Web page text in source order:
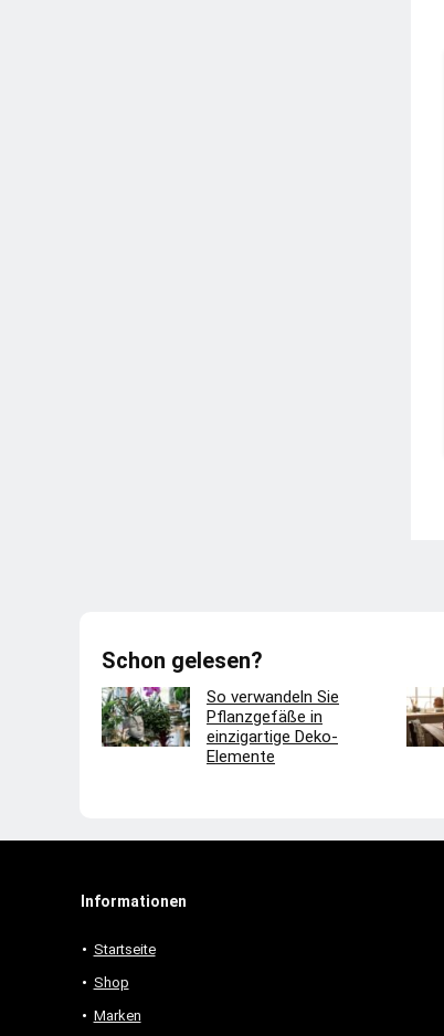
Schon gelesen?
So verwandeln Sie
Pflanzgefäße in
einzigartige Deko-
Elemente
Informationen
Startseite
Shop
Marken